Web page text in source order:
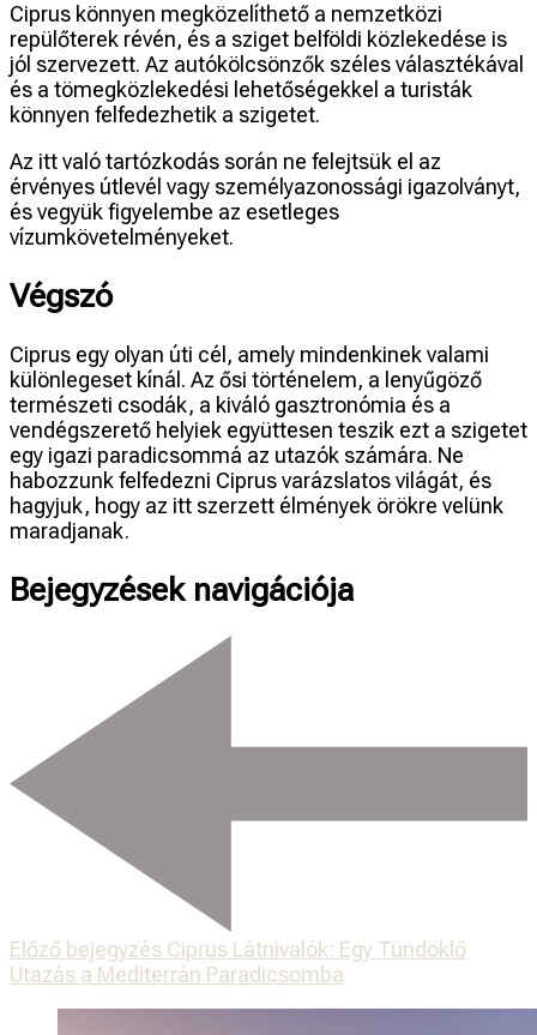
Ciprus könnyen megközelíthető a nemzetközi
repülőterek révén, és a sziget belföldi közlekedése is
jól szervezett. Az autókölcsönzők széles választékával
és a tömegközlekedési lehetőségekkel a turisták
könnyen felfedezhetik a szigetet.
Az itt való tartózkodás során ne felejtsük el az
érvényes útlevél vagy személyazonossági igazolványt,
és vegyük figyelembe az esetleges
vízumkövetelményeket.
Végszó
Ciprus egy olyan úti cél, amely mindenkinek valami
különlegeset kínál. Az ősi történelem, a lenyűgöző
természeti csodák, a kiváló gasztronómia és a
vendégszerető helyiek együttesen teszik ezt a szigetet
egy igazi paradicsommá az utazók számára. Ne
habozzunk felfedezni Ciprus varázslatos világát, és
hagyjuk, hogy az itt szerzett élmények örökre velünk
maradjanak.
Bejegyzések navigációja
Előző bejegyzés Ciprus Látnivalók: Egy Tündöklő
Utazás a Mediterrán Paradicsomba